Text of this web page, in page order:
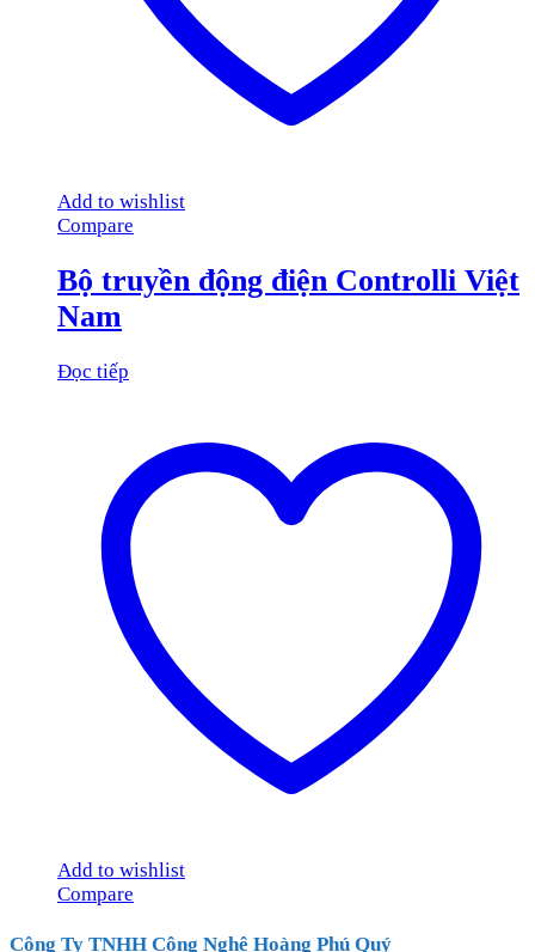
Add to wishlist
Compare
Bộ truyền động điện Controlli Việt
Nam
Đọc tiếp
Add to wishlist
Compare
Công Ty TNHH Công Nghệ Hoàng Phú Quý